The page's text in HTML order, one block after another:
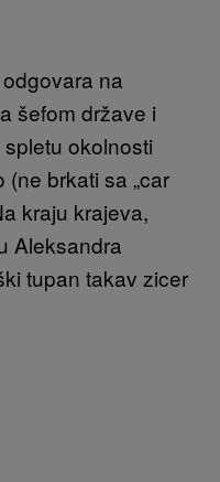
na
šefom države i
okolnosti
brkati sa „car
kraju krajeva,
Aleksandra
tupan takav zicer